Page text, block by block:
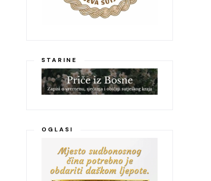
STARINE
OGLASI